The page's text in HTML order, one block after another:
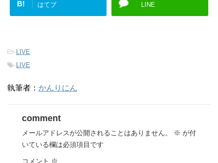
B! はてブ LINE
- LIVE
- LIVE
執筆者： かんりにん
comment
メールアドレスが公開されることはありません。 ※ が付
いている欄は必須項目です
コメント ※